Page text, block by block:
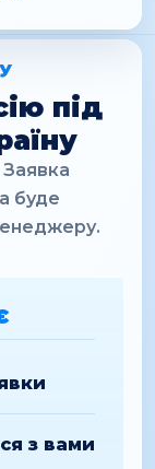
під
буде
з вами